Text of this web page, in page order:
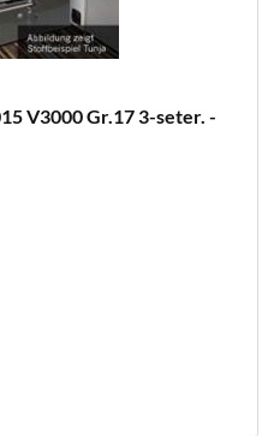
V3000 Gr.17 3-seter. -